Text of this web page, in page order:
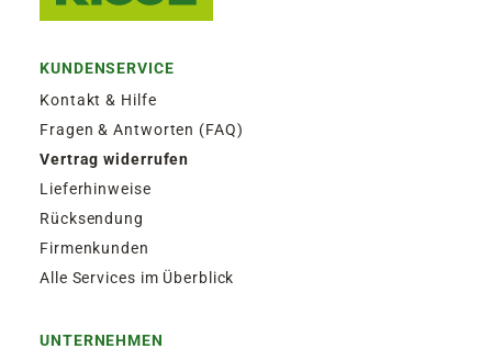
KUNDENSERVICE
Kontakt & Hilfe
Fragen & Antworten (FAQ)
Vertrag widerrufen
Lieferhinweise
Rücksendung
Firmenkunden
Alle Services im Überblick
UNTERNEHMEN